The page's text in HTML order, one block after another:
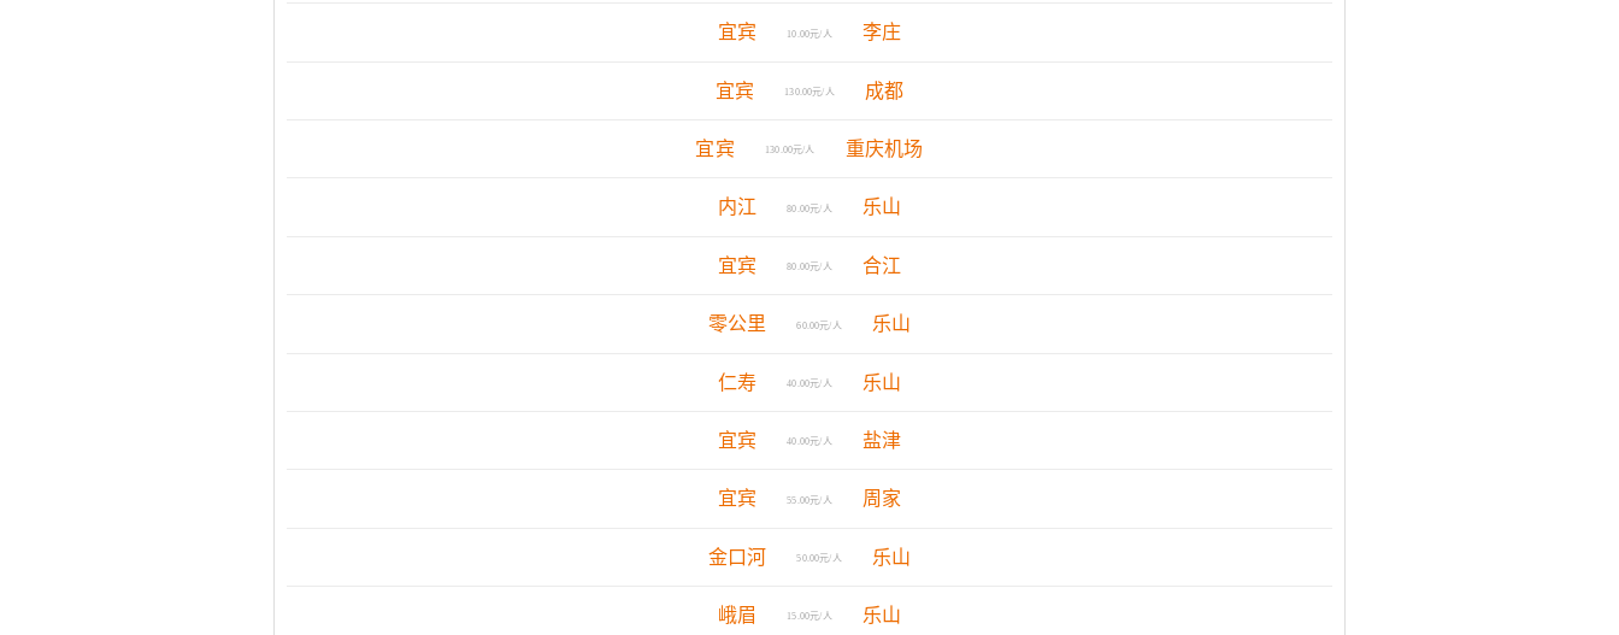
宜宾 10.00元/人 李庄
宜宾 130.00元/人 成都
宜宾 130.00元/人 重庆机场
内江 80.00元/人 乐山
宜宾 80.00元/人 合江
零公里 60.00元/人 乐山
仁寿 40.00元/人 乐山
宜宾 40.00元/人 盐津
宜宾 55.00元/人 周家
金口河 50.00元/人 乐山
峨眉 15.00元/人 乐山